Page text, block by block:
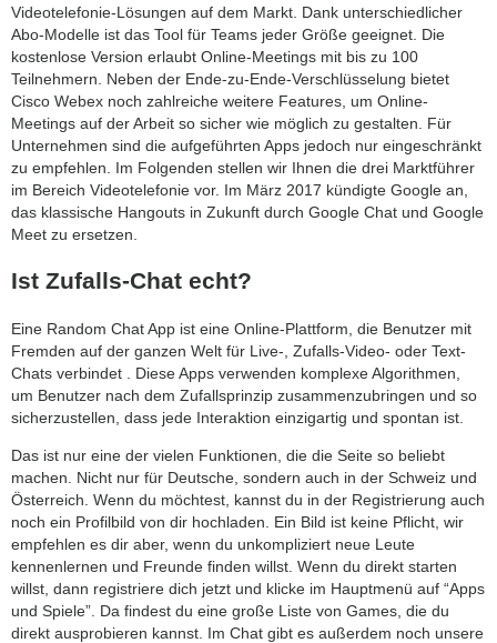
Videotelefonie-Lösungen auf dem Markt. Dank unterschiedlicher
Abo-Modelle ist das Tool für Teams jeder Größe geeignet. Die
kostenlose Version erlaubt Online-Meetings mit bis zu 100
Teilnehmern. Neben der Ende-zu-Ende-Verschlüsselung bietet
Cisco Webex noch zahlreiche weitere Features, um Online-
Meetings auf der Arbeit so sicher wie möglich zu gestalten. Für
Unternehmen sind die aufgeführten Apps jedoch nur eingeschränkt
zu empfehlen. Im Folgenden stellen wir Ihnen die drei Marktführer
im Bereich Videotelefonie vor. Im März 2017 kündigte Google an,
das klassische Hangouts in Zukunft durch Google Chat und Google
Meet zu ersetzen.
Ist Zufalls-Chat echt?
Eine Random Chat App ist eine Online-Plattform, die Benutzer mit
Fremden auf der ganzen Welt für Live-, Zufalls-Video- oder Text-
Chats verbindet . Diese Apps verwenden komplexe Algorithmen,
um Benutzer nach dem Zufallsprinzip zusammenzubringen und so
sicherzustellen, dass jede Interaktion einzigartig und spontan ist.
Das ist nur eine der vielen Funktionen, die die Seite so beliebt
machen. Nicht nur für Deutsche, sondern auch in der Schweiz und
Österreich. Wenn du möchtest, kannst du in der Registrierung auch
noch ein Profilbild von dir hochladen. Ein Bild ist keine Pflicht, wir
empfehlen es dir aber, wenn du unkompliziert neue Leute
kennenlernen und Freunde finden willst. Wenn du direkt starten
willst, dann registriere dich jetzt und klicke im Hauptmenü auf “Apps
und Spiele”. Da findest du eine große Liste von Games, die du
direkt ausprobieren kannst. Im Chat gibt es außerdem noch unsere